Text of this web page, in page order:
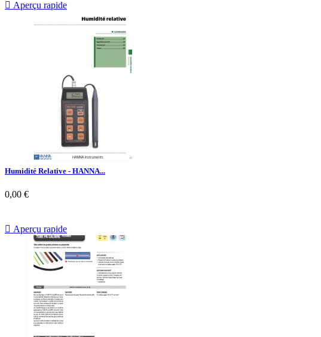
 Aperçu rapide
Humidité Relative - HANNA...
0,00 €
 Aperçu rapide